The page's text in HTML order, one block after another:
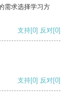
需求选择学习方
支持[0] 反对[0]
支持[0] 反对[0]